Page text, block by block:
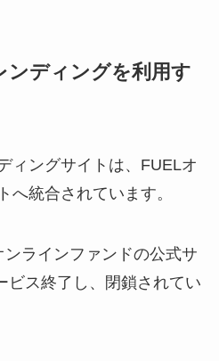
ンディングを利用す
ィングサイトは、FUELオ
へ統合されています。
ラインファンドの公式サ
ビス終了し、閉鎖されてい